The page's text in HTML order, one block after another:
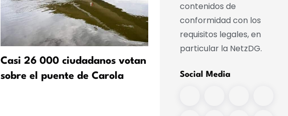
Casi 26 000 ciudadanos votan
sobre el puente de Carola
valiosa para Sajonia-
contenidos de
conformidad con los
requisitos legales, en
particular la NetzDG.
Social Media